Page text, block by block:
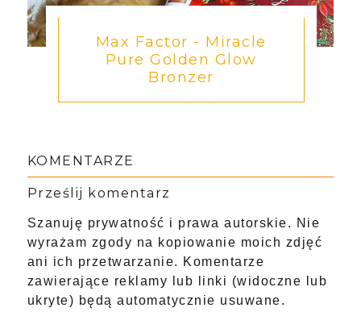
Max Factor - Miracle
Pure Golden Glow
Bronzer
KOMENTARZE
Prześlij komentarz
Szanuję prywatność i prawa autorskie. Nie
wyrażam zgody na kopiowanie moich zdjęć
ani ich przetwarzanie. Komentarze
zawierające reklamy lub linki (widoczne lub
ukryte) będą automatycznie usuwane.